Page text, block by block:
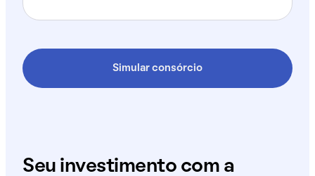
Simular consórcio
Seu investimento com a